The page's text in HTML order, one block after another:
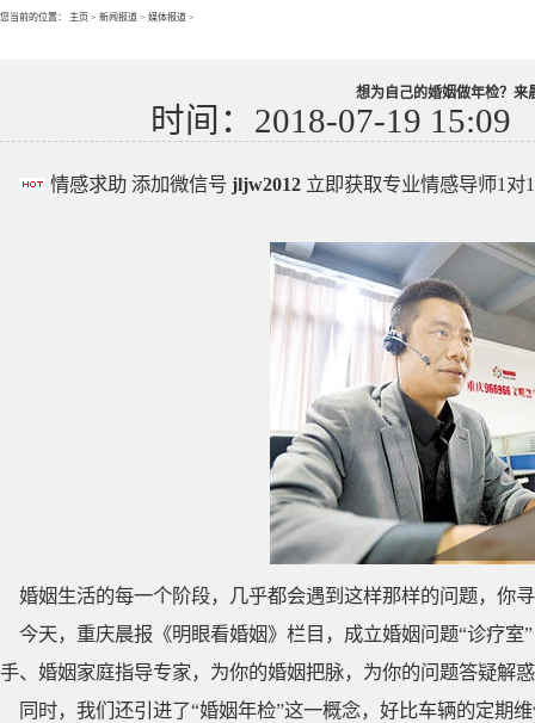
您当前的位置： 主页 > 新闻报道 > 媒体报道 >
想为自己的婚姻做年检？来
时间：2018-07-19 15:09
情感求助 添加微信号 jljw2012 立即获取专业情感导师1对
婚姻生活的每一个阶段，几乎都会遇到这样那样的问题，你
今天，重庆晨报《明眼看婚姻》栏目，成立婚姻问题“诊疗
手、婚姻家庭指导专家，为你的婚姻把脉，为你的问题答疑解
同时，我们还引进了“婚姻年检”这一概念，好比车辆的定期